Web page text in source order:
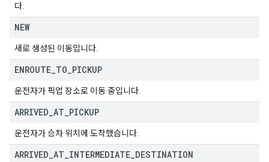
다.
NEW
새로 생성된 이동입니다.
ENROUTE TO PICKUP
운전자가 픽업 장소로 이동 중입니다.
ARRIVED AT PICKUP
운전자가 승차 위치에 도착했습니다.
ARRIVED AT INTERMEDIATE DESTINATION